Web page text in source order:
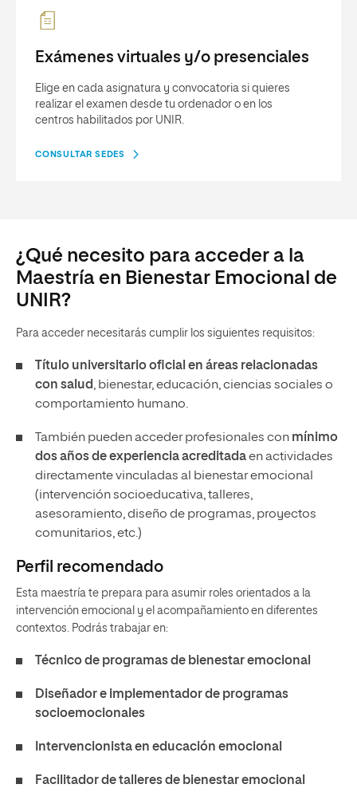
Exámenes virtuales y/o presenciales
Elige en cada asignatura y convocatoria si quieres
realizar el examen desde tu ordenador o en los
centros habilitados por UNIR.
CONSULTAR SEDES
¿Qué necesito para acceder a la
Maestría en Bienestar Emocional de
UNIR?
Para acceder necesitarás cumplir los siguientes requisitos:
Título universitario oficial en áreas relacionadas
con salud, bienestar, educación, ciencias sociales o
comportamiento humano.
También pueden acceder profesionales con mínimo
dos años de experiencia acreditadaen actividades
directamente vinculadas al bienestar emocional
(intervención socioeducativa, talleres,
asesoramiento, diseño de programas, proyectos
comunitarios, etc.)
Perfil recomendado
Esta maestría te prepara para asumir roles orientados a la
intervención emocional y el acompañamiento en diferentes
contextos. Podrás trabajar en:
Técnico de programas de bienestar emocional
Diseñador e implementador de programas
socioemocionales
Intervencionista en educación emocional
Facilitador de talleres de bienestar emocional